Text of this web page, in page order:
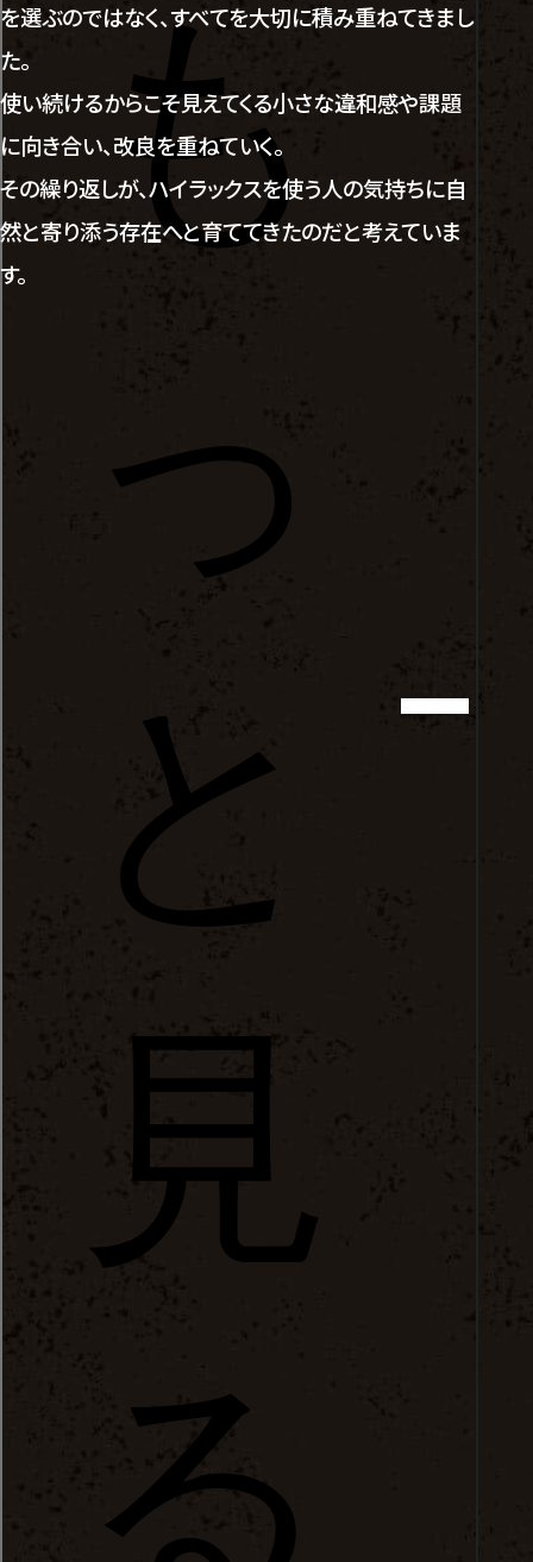
を選ぶのではなく、すべてを大切に積み重ねてきまし
た。
使い続けるからこそ見えてくる小さな違和感や課題
に向き合い、改良を重ねていく。
その繰り返しが、ハイラックスを使う人の気持ちに自
然と寄り添う存在へと育ててきたのだと考えていま
す。